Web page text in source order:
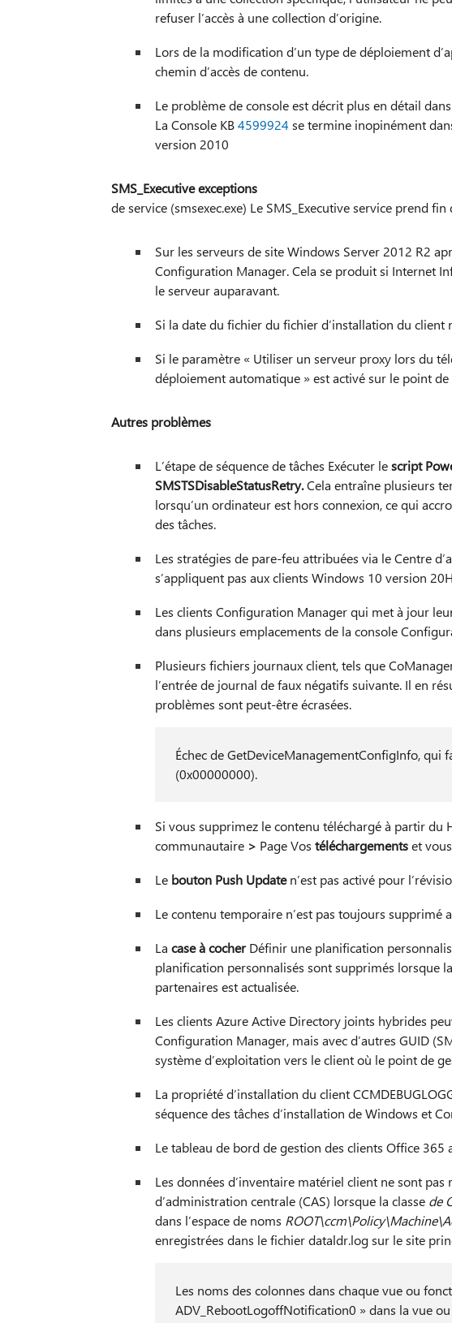
refuser l’accès à une collection d’origine.
Lors de la modification d’un type de déploiement
chemin d’accès de contenu.
Le problème de console est décrit plus en détail
La Console KB4599924 se termine inopinément
version 2010
SMS_Executive exceptions
de service (smsexec.exe) Le SMS_Executive service prend
Sur les serveurs de site Windows Server 2012 R2
Configuration Manager. Cela se produit si Internet
le serveur auparavant.
Si la date du fichier du fichier d’installation du client
Si le paramètre « Utiliser un serveur proxy lors du
déploiement automatique » est activé sur le point
Autres problèmes
L’étape de séquence de tâches Exécuter lescript
SMSTSDisableStatusRetry.Cela entraîne plusieurs
lorsqu’un ordinateur est hors connexion, ce qui
des tâches.
Les stratégies de pare-feu attribuées via le Centre
s’appliquent pas aux clients Windows 10 version
Les clients Configuration Manager qui met à jour
dans plusieurs emplacements de la console
Plusieurs fichiers journaux client, tels que
l’entrée de journal de faux négatifs suivante. Il en
problèmes sont peut-être écrasées.
Échec de GetDeviceManagementConfigInfo, qui
(0x00000000).
Si vous supprimez le contenu téléchargé à partir
communautaire > Page Vos téléchargementset
Le bouton Push Updaten’est pas activé pour
Le contenu temporaire n’est pas toujours supprimé
La case à cocherDéfinir une planification
planification personnalisés sont supprimés lorsque
partenaires est actualisée.
Les clients Azure Active Directory joints hybrides
Configuration Manager, mais avec d’autres GUID
système d’exploitation vers le client où le point de
La propriété d’installation du client
séquence des tâches d’installation de Windows et
Le tableau de bord de gestion des clients Office
Les données d’inventaire matériel client ne sont
d’administration centrale (CAS) lorsque la classe de
dans l’espace de noms
enregistrées dans le fichier dataldr.log sur le site
Les noms des colonnes dans chaque vue ou
ADV_RebootLogoffNotification0 » dans la vue